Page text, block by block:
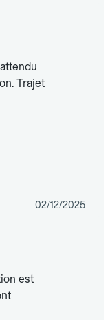
Trajet
02/12/2025
est